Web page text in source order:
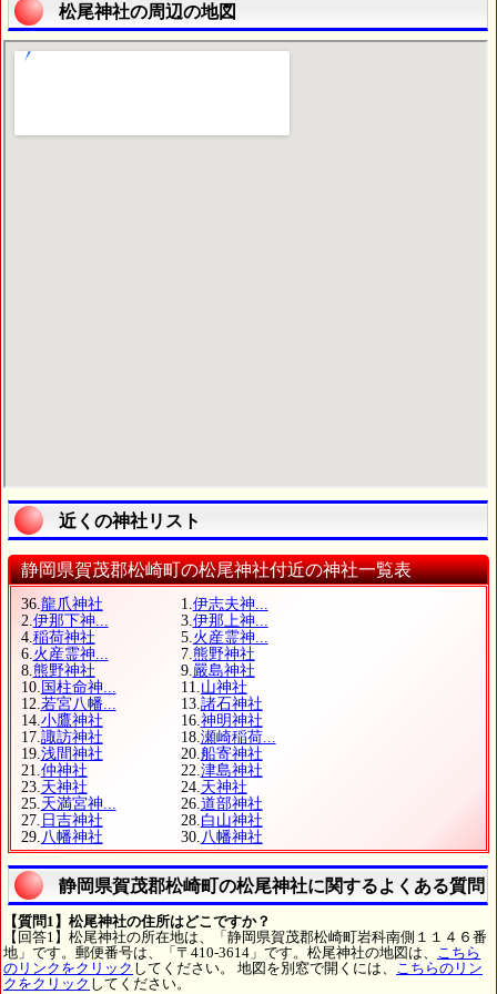
松尾神社の周辺の地図
近くの神社リスト
静岡県賀茂郡松崎町の松尾神社付近の神社一覧表
36.龍爪神社 1.伊志夫神...
2.伊那下神... 3.伊那上神...
4.稲荷神社 5.火産霊神...
6.火産霊神... 7.熊野神社
8.熊野神社 9.嚴島神社
10. 国柱命神... 11.山神社
12.若宮八幡... 13.諸石神社
14.小鷹神社 16.神明神社
17.諏訪神社 18.瀬崎稲荷...
19.浅間神社 20.船寄神社
21.仲神社 22.津島神社
23.天神社 24.天神社
25.天満宮神... 26.道部神社
27. 日吉神社 28.白山神社
29.八幡神社 30.八幡神社
静岡県賀茂郡松崎町の松尾神社に関するよくある質問
【質問1】松尾神社の住所はどこですか？
【回答1】松尾神社の所在地は、「静岡県賀茂郡松崎町岩科南側１１４６番
地」です。郵便番号は、「〒410-3614」です。松尾神社の地図は、 こちら
のリンクをクリック してください。 地図を別窓で開くには、 こちらのリン
クをクリック してください。